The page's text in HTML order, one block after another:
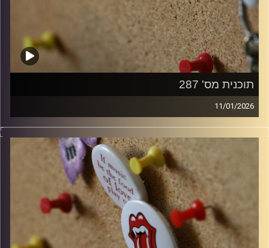
תוכנית מס' 287
11/01/2026
סינגלים חדשים ישראלים ו10 שנים למותו של דיוויד בואי
włodi